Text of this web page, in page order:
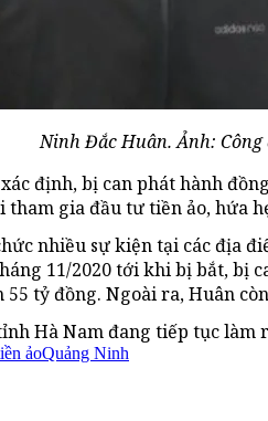
Ninh Đắc Huân. Ảnh: Công
định, bị can phát hành
gia đầu tư tiền ảo, hứa
nhiều sự kiện tại các địa
11/2020 tới khi bị bắt, bị
tỷ đồng. Ngoài ra, Huân
Hà Nam đang tiếp tục làm
ảoQuảng Ninh